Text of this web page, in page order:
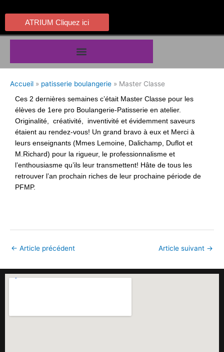
au
contenu
ATRIUM Cliquez ici
Accueil patisserie boulangerie Master Classe
Ces 2 dernières semaines c’était Master Classe pour les
élèves de 1ere pro Boulangerie-Patisserie en atelier.
Originalité, créativité, inventivité et évidemment saveurs
étaient au rendez-vous! Un grand bravo à eux et Merci à
leurs enseignants (Mmes Lemoine, Dalichamp, Duflot et
M.Richard) pour la rigueur, le professionnalisme et
l’enthousiasme qu’ils leur transmettent! Hâte de tous les
retrouver l’an prochain riches de leur prochaine période de
PFMP.
← Article précédent Article suivant →